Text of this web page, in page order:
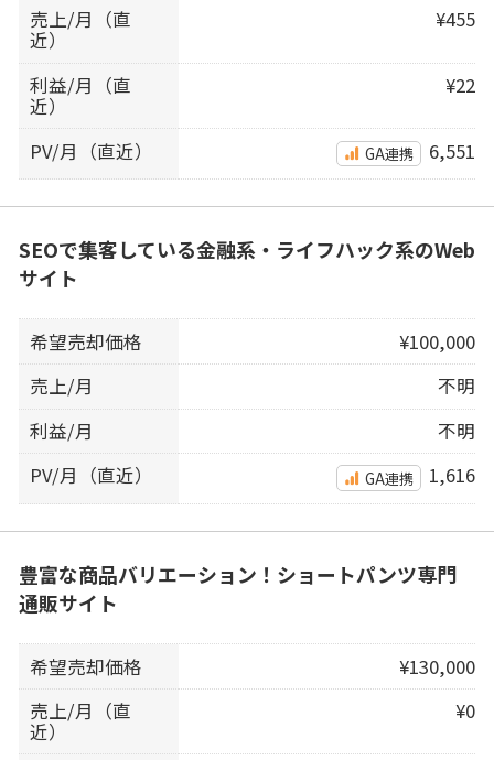
売上/月（直
近）
¥455
利益/月（直
近）
¥22
PV/月（直近） GA連携 6,551
SEOで集客している金融系・ライフハック系のWeb
サイト
希望売却価格
¥100,000
売上/月
不明
利益/月
不明
PV/月（直近）
GA連携 1,616
豊富な商品バリエーション！ショートパンツ専門
通販サイト
希望売却価格
¥130,000
売上/月（直
近）
¥0